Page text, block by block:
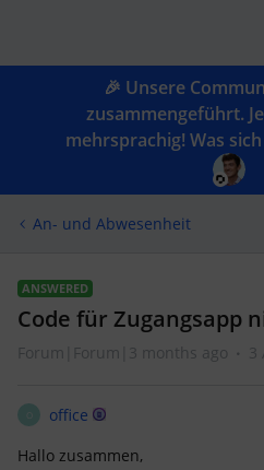
🎉 Unsere
zusammengeführt.
mehrsprachig! Was
An- und Abwesenheit
ANSWERED
Code für Zugangsapp
Forum|Forum|3 months ago 3
office
Hallo zusammen,